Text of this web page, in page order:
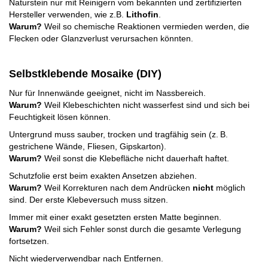
Naturstein nur mit Reinigern vom bekannten und zertifizierten
Hersteller verwenden, wie z.B. Lithofin
Warum? Weil so chemische Reaktionen vermieden werden, die
Flecken oder Glanzverlust verursachen könnten.
Selbstklebende Mosaike (DIY)
Nur für Innenwände geeignet, nicht im Nassbereich.
Warum? Weil Klebeschichten nicht wasserfest sind und sich bei
Feuchtigkeit lösen können.
Untergrund muss sauber, trocken und tragfähig sein (z. B.
gestrichene Wände, Fliesen, Gipskarton).
Warum? Weil sonst die Klebefläche nicht dauerhaft haftet.
Schutzfolie erst beim exakten Ansetzen abziehen.
Warum? Weil Korrekturen nach dem Andrücken nicht möglich
sind. Der erste Klebeversuch muss sitzen.
Immer mit einer exakt gesetzten ersten Matte beginnen.
Warum? Weil sich Fehler sonst durch die gesamte Verlegung
fortsetzen.
Nicht wiederverwendbar nach Entfernen.